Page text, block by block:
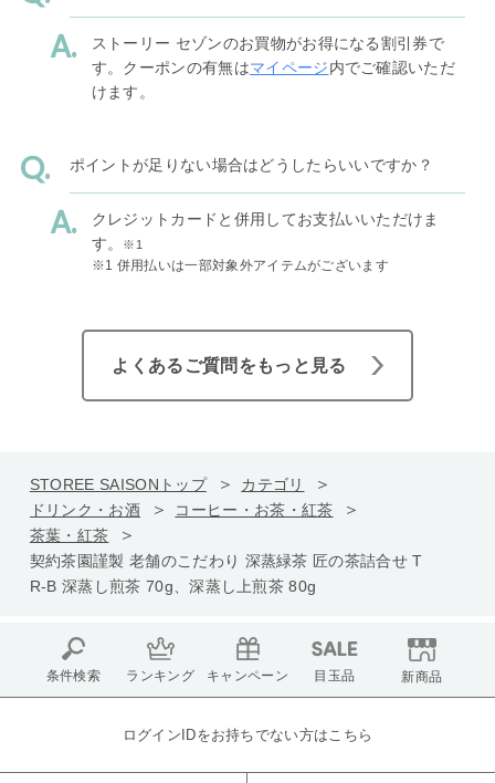
ストーリー セゾンのお買物がお得になる割引券で
す。クーポンの有無はマイページ内でご確認いただ
けます。
ポイントが足りない場合はどうしたらいいですか？
クレジットカードと併用してお支払いいただけま
す。
※1
※1 併用払いは一部対象外アイテムがございます
よくあるご質問をもっと見る
STOREE SAISONトップ
カテゴリ
ドリンク・お酒
コーヒー・お茶・紅茶
茶葉・紅茶
契約茶園謹製 老舗のこだわり 深蒸緑茶 匠の茶詰合せ T
R-B 深蒸し煎茶 70g、深蒸し上煎茶 80g
条件検索 ランキング キャンペーン 目玉品 新商品
ログインIDをお持ちでない方はこちら